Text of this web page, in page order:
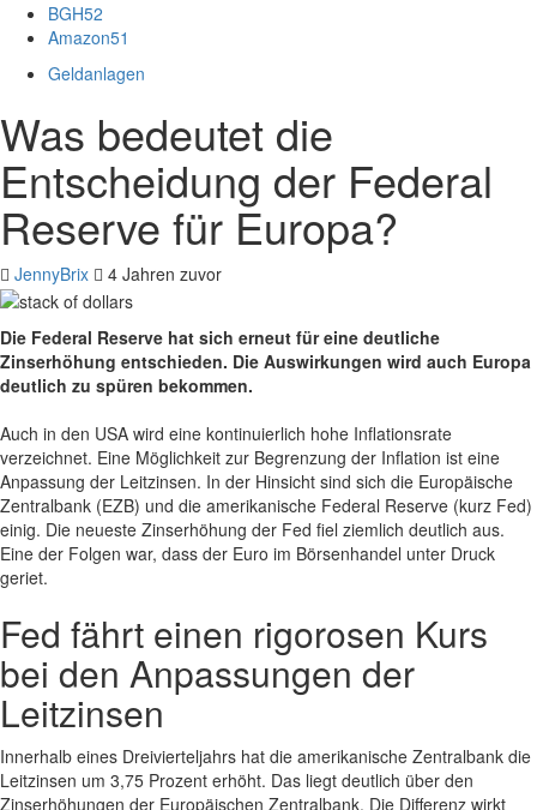
BGH52
Amazon51
Geldanlagen
Was bedeutet die
Entscheidung der Federal
Reserve für Europa?
JennyBrix 4 Jahren zuvor
Die Federal Reserve hat sich erneut für eine deutliche
Zinserhöhung entschieden. Die Auswirkungen wird auch Europa
deutlich zu spüren bekommen.
Auch in den USA wird eine kontinuierlich hohe Inflationsrate
verzeichnet. Eine Möglichkeit zur Begrenzung der Inflation ist eine
Anpassung der Leitzinsen. In der Hinsicht sind sich die Europäische
Zentralbank (EZB) und die amerikanische Federal Reserve (kurz Fed)
einig. Die neueste Zinserhöhung der Fed fiel ziemlich deutlich aus.
Eine der Folgen war, dass der Euro im Börsenhandel unter Druck
geriet.
Fed fährt einen rigorosen Kurs
bei den Anpassungen der
Leitzinsen
Innerhalb eines Dreivierteljahrs hat die amerikanische Zentralbank die
Leitzinsen um 3,75 Prozent erhöht. Das liegt deutlich über den
Zinserhöhungen der Europäischen Zentralbank. Die Differenz wirkt